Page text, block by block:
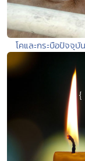
โคและกระบือปัจจุ